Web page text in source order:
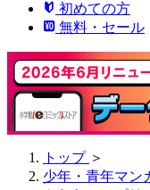
初めての方
無料・セール
トップ ＞
少年・青年マン